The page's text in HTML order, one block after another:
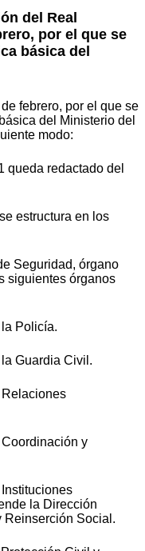
del Real
por el que se
básica del
febrero, por el que se
del Ministerio del
modo:
redactado del
estructura en los
Seguridad, órgano
siguientes órganos
Policía.
Guardia Civil.
y
la Dirección
Reinserción Social.